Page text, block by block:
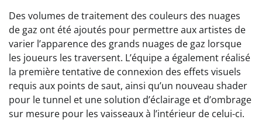
Des volumes de traitement des couleurs des nuages
de gaz ont été ajoutés pour permettre aux artistes de
varier l’apparence des grands nuages de gaz lorsque
les joueurs les traversent. L’équipe a également réalisé
la première tentative de connexion des effets visuels
requis aux points de saut, ainsi qu’un nouveau shader
pour le tunnel et une solution d’éclairage et d’ombrage
sur mesure pour les vaisseaux à l’intérieur de celui-ci.